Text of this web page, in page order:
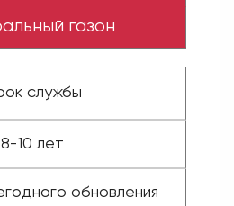
газон
службы
8-10 лет
обновления